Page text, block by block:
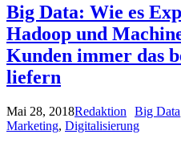
Big Data: Wie es
Hadoop und
Kunden immer das
liefern
Mai 28, 2018Redaktion Big Data
Marketing, Digitalisierung